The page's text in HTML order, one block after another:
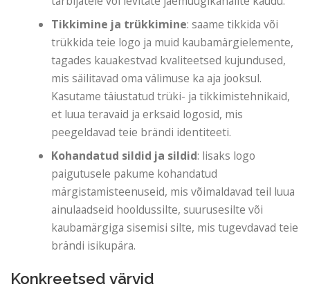
Tikkimine ja trükkimine: saame tikkida või
trükkida teie logo ja muid kaubamärgielemente,
tagades kauakestvad kvaliteetsed kujundused,
mis säilitavad oma välimuse ka aja jooksul.
Kasutame täiustatud trüki- ja tikkimistehnikaid,
et luua teravaid ja erksaid logosid, mis
peegeldavad teie brändi identiteeti.
Kohandatud sildid ja sildid: lisaks logo
paigutusele pakume kohandatud
märgistamisteenuseid, mis võimaldavad teil luua
ainulaadseid hooldussilte, suurusesilte või
kaubamärgiga sisemisi silte, mis tugevdavad teie
brändi isikupära.
Konkreetsed värvid